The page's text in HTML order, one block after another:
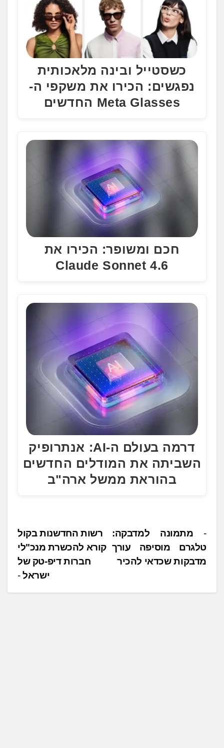
כשסטייל ובינה מלאכותית
נפגשים: הכירו את משקפי ה-
Meta Glasses החדשים
חכם ומשופר: הכירו את
Claude Sonnet 4.6
דרמה בעולם ה-AI: אנתרופיק
השביתה את המודלים החדשים
בהוראת ממשל ארה"ב
נ
י
ו
רשות החדשנות בקול
קורא להכשרת מנכ"לי
חברות דיפ-טק של
ישראל
מתמונה למדבקה:
טלגרם מוסיפה עורך
מדבקות שכדאי להכיר